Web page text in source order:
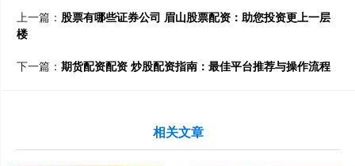
上一篇： 股票有哪些证券公司 眉山股票配资：助您投资更上一层
楼
下一篇： 期货配资配资 炒股配资指南：最佳平台推荐与操作流程
相关文章